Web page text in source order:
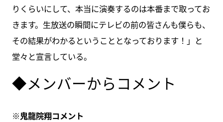
りくらいにして、本当に演奏するのは本番まで取ってお
きます。生放送の瞬間にテレビの前の皆さんも僕らも、
その結果がわかるということとなっております！」と
堂々と宣言している。
◆メンバーからコメント
※鬼龍院翔コメント